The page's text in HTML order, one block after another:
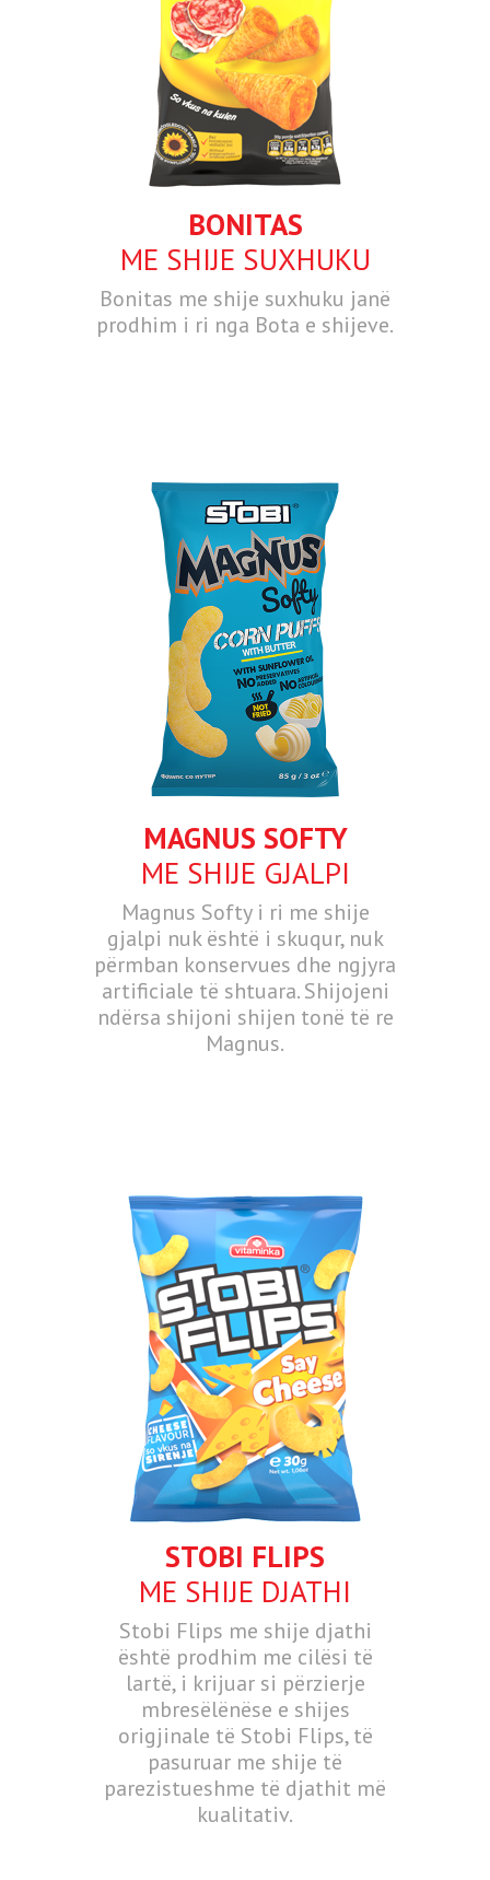
BONITAS
ME SHIJE SUXHUKU
Bonitas me shije suxhuku janë
prodhim i ri nga Bota e shijeve.
MAGNUS SOFTY
ME SHIJE GJALPI
Magnus Softy i ri me shije
gjalpi nuk është i skuqur, nuk
përmban konservues dhe ngjyra
artificiale të shtuara. Shijojeni
ndërsa shijoni shijen tonë të re
Magnus.
STOBI FLIPS
ME SHIJE DJATHI
Stobi Flips me shije djathi
është prodhim me cilësi të
lartë, i krijuar si përzierje
mbresëlënëse e shijes
origjinale të Stobi Flips, të
pasuruar me shije të
parezistueshme të djathit më
kualitativ.